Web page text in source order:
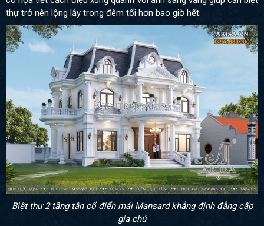
thự trở nên lộng lẫy trong đêm tối hơn bao giờ hết.
Biệt thự 2 tầng tân cổ điển mái Mansard khẳng định đẳng cấp
gia chủ